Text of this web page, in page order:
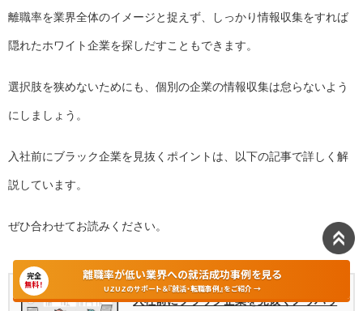
離職率を業界全体のイメージと捉えず、しっかり情報収集をすれば
隠れたホワイト企業を探しだすこともできます。
選択肢を狭めないためにも、個別の企業の情報収集は怠らないよう
にしましょう。
入社前にブラック企業を見抜くポイントは、以下の記事で詳しく解
説しています。
ぜひ合わせてお読みください。
合わせて読みたい
入社前にブラック企業を見抜くノウハウ
完全
無料！
離職率が低い業界への就活成功事例を見る
UZUZのサポート＆『就活・転職事例』をご紹介 →